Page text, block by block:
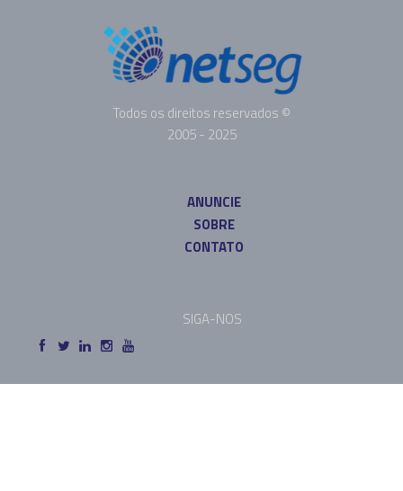
Todos os direitos reservados ©
2005 - 2025
ANUNCIE
SOBRE
CONTATO
SIGA-NOS